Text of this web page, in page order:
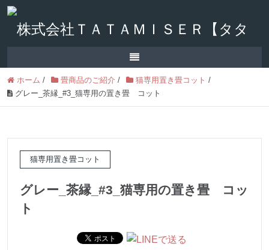
ホーム / 畳商品のご紹介 / 猫専用置き畳コット /
グレー_茶縁_#3_猫専用の置き畳 コット
猫専用置き畳コット
グレー_茶縁_#3_猫専用の置き畳 コッ
ト